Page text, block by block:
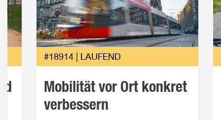
#18914 | LAUFEND
Mobilität vor Ort konkret
verbessern